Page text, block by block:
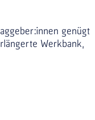
genügt
Werkbank,